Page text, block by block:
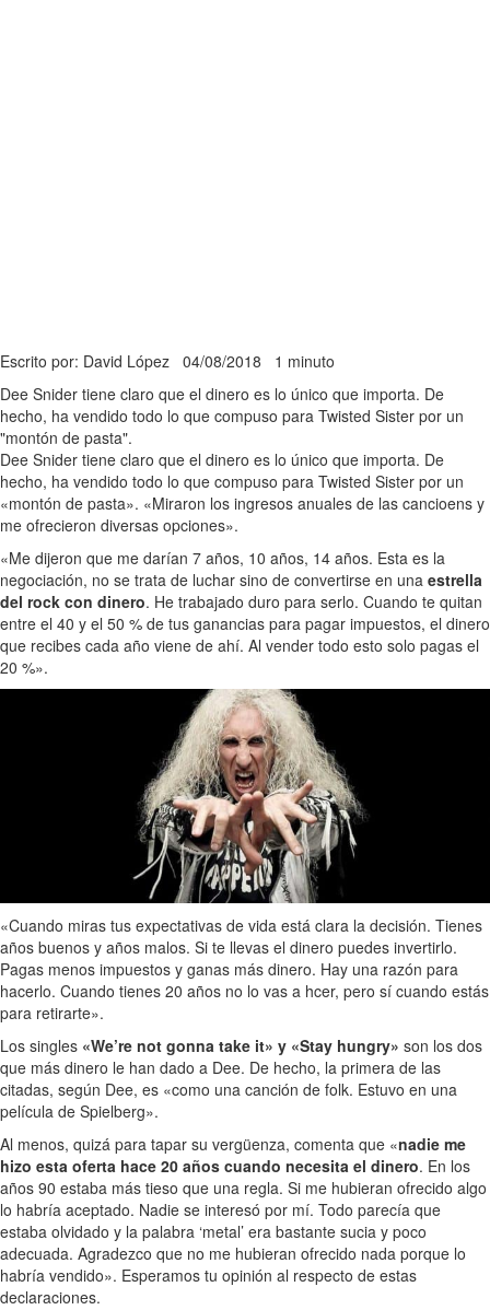
Escrito por: David López 04/08/2018 1 minuto
Dee Snider tiene claro que el dinero es lo único que importa. De
hecho, ha vendido todo lo que compuso para Twisted Sister por un
"montón de pasta".
Dee Snider tiene claro que el dinero es lo único que importa. De
hecho, ha vendido todo lo que compuso para Twisted Sister por un
«montón de pasta». «Miraron los ingresos anuales de las cancioens y
me ofrecieron diversas opciones».
«Me dijeron que me darían 7 años, 10 años, 14 años. Esta es la
negociación, no se trata de luchar sino de convertirse en una estrella
del rock con dinero. He trabajado duro para serlo. Cuando te quitan
entre el 40 y el 50 % de tus ganancias para pagar impuestos, el dinero
que recibes cada año viene de ahí. Al vender todo esto solo pagas el
20 %».
«Cuando miras tus expectativas de vida está clara la decisión. Tienes
años buenos y años malos. Si te llevas el dinero puedes invertirlo.
Pagas menos impuestos y ganas más dinero. Hay una razón para
hacerlo. Cuando tienes 20 años no lo vas a hcer, pero sí cuando estás
para retirarte».
Los singles «We’re not gonna take it» y «Stay hungry» son los dos
que más dinero le han dado a Dee. De hecho, la primera de las
citadas, según Dee, es «como una canción de folk. Estuvo en una
película de Spielberg».
Al menos, quizá para tapar su vergüenza, comenta que «nadie me
hizo esta oferta hace 20 años cuando necesita el dinero. En los
años 90 estaba más tieso que una regla. Si me hubieran ofrecido algo
lo habría aceptado. Nadie se interesó por mí. Todo parecía que
estaba olvidado y la palabra ‘metal’ era bastante sucia y poco
adecuada. Agradezco que no me hubieran ofrecido nada porque lo
habría vendido». Esperamos tu opinión al respecto de estas
declaraciones.